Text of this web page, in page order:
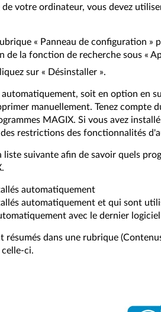
votre ordinateur, vous devez
« Panneau de configuration »
de la fonction de recherche sous «
sur « Désinstaller ».
soit en option en
manuellement. Tenez compte
MAGIX. Si vous avez
restrictions des fonctionnalités
suivante afin de savoir quels
automatiquement
automatiquement et qui sont
avec le dernier
résumés dans une rubrique
ci.